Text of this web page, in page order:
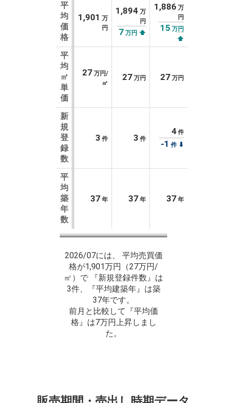
平
均
価
格
1,901 万
円
1,894 万
円
7 万円 ⬆
1,886 万
円
15 万円
⬆
平
均
㎡
単
価
27 万円/
㎡
27 万円 27 万円
新
規
登
録
数
3 件 3 件
4 件
-1 件⬇
平
均
築
年
数
37 年 37 年 37 年
2026/07には、 平均売買価
格が1,901万円（27万円/
㎡）で 『新規登録件数』は
3件、『平均建築年』は築
37年です。
前月と比較して『平均価
格』は7万円上昇しまし
た。